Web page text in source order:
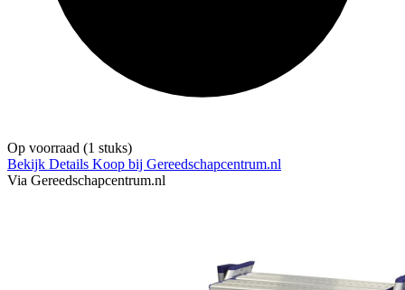
Op voorraad (1 stuks)
Bekijk Details Koop bij Gereedschapcentrum.nl
Via Gereedschapcentrum.nl